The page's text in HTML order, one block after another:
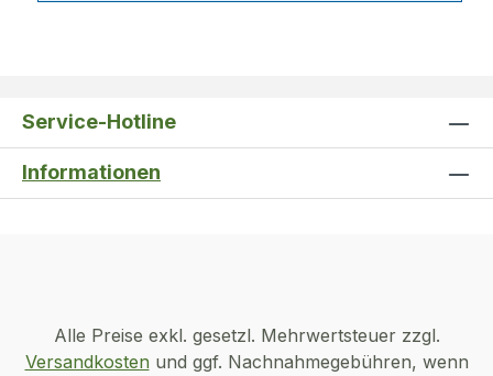
Service-Hotline
Informationen
Alle Preise exkl. gesetzl. Mehrwertsteuer zzgl.
Versandkosten und ggf. Nachnahmegebühren, wenn